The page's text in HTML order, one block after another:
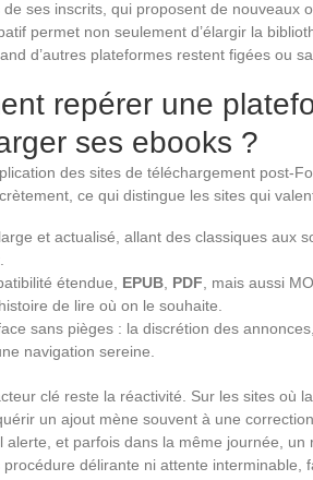
ses inscrits, qui proposent de nouveaux
permet non seulement d’élargir la
d’autres plateformes restent figées ou
repérer une
ses ebooks ?
des sites de téléchargement post-
ce qui distingue les sites qui
et actualisé, allant des classiques aux
étendue, EPUB PDF , mais aussi
de lire où on le souhaite.
sans pièges : la discrétion des
navigation sereine.
clé reste la réactivité. Sur les sites où
un ajout mène souvent à une
alerte, et parfois dans la même journée,
délirante ni attente interminable,